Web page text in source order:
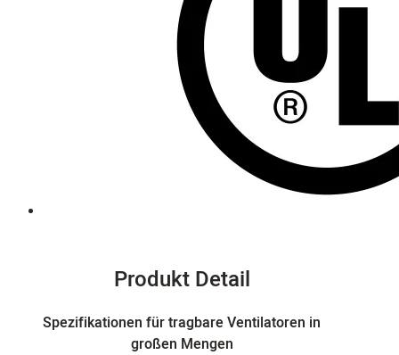
Produkt Detail
Spezifikationen für tragbare Ventilatoren in
großen Mengen